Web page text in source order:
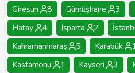
Giresun
8 Gümüşhane 3
Hatay
4 Isparta 2
Kahramanmaraş
5 Karabük
Kastamonu
1 Kayseri 3